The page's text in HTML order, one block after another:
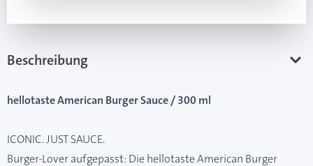
Beschreibung
hellotaste American Burger Sauce / 300 ml
ICONIC. JUST SAUCE.
Burger-Lover aufgepasst: Die hellotaste American Burger